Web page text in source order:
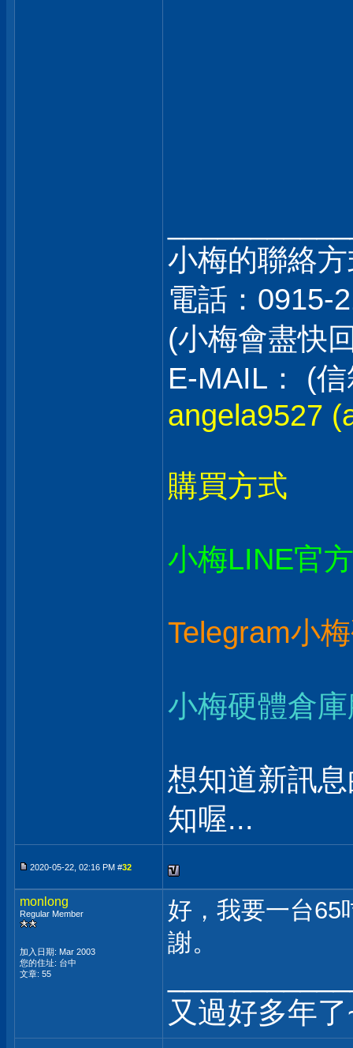
小梅的聯絡
電話：0915-
(小梅會盡快
E-MAIL： (
angela9527
購買方式
小梅LINE官
Telegram小
小梅硬體倉
想知道新訊
知喔...
2020-05-22, 02:16 PM #32
monlong
Regular Member
加入日期: Mar 2003
您的住址: 台中
文章: 55
好，我要一台65
謝。
又過好多年